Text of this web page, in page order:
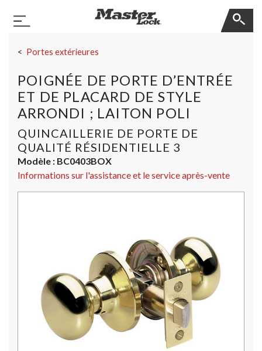
Basculer la navigation
Portes extérieures
POIGNÉE DE PORTE D’ENTRÉE
ET DE PLACARD DE STYLE
ARRONDI ; LAITON POLI
QUINCAILLERIE DE PORTE DE
QUALITÉ RÉSIDENTIELLE 3
Modèle : BC0403BOX
Informations sur l'assistance et le service après-vente